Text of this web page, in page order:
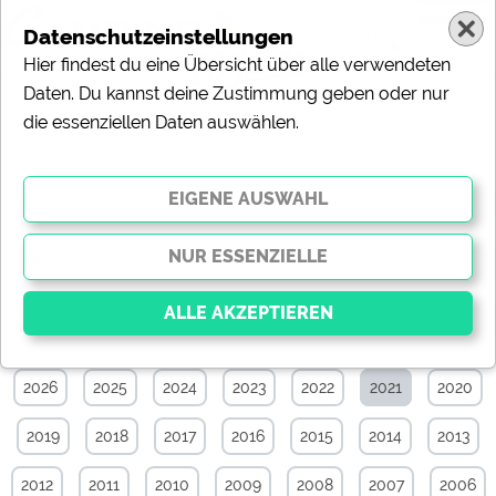
Campingplätze
Specials Aktuelle News
2026 2025 2024 2023 2022 2021 2020
2019 2018 2017 2016 2015 2014 2013
2012 2011 2010 2009 2008 2007 2006
Datenschutzeinstellungen
Hier findest du eine Übersicht über alle verwendeten
Daten. Du kannst deine Zustimmung geben oder nur
die essenziellen Daten auswählen.
Essenziell
Essenzielle Cookies ermöglichen grundlegende
Funktionen und sind für die einwandfreie Funktion der
werden Teile der Websitenicht funktionieren.